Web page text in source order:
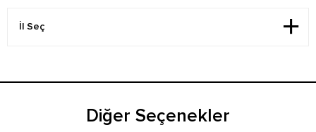
Diğer Seçenekler